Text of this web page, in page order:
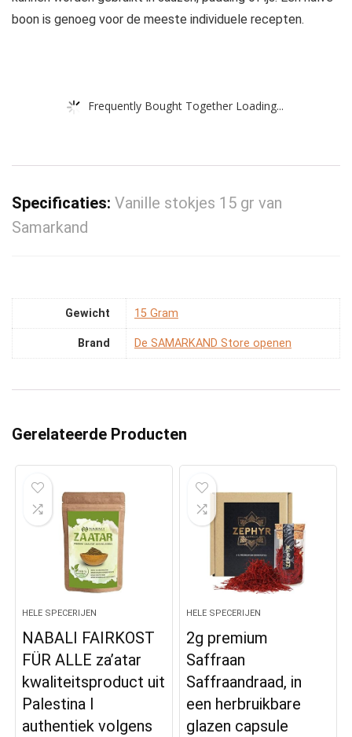
boon is genoeg voor de meeste individuele recepten.
Frequently Bought Together Loading...
Specificaties: Vanille stokjes 15 gr van
Samarkand
Gewicht ‎15 Gram
Brand De SAMARKAND Store openen
Gerelateerde Producten
HELE SPECERIJEN
NABALI FAIRKOST
FÜR ALLE za’atar
kwaliteitsproduct uit
Palestina I
authentiek volgens
HELE SPECERIJEN
2g premium
Saffraan
Saffraandraad, in
een herbruikbare
glazen capsule